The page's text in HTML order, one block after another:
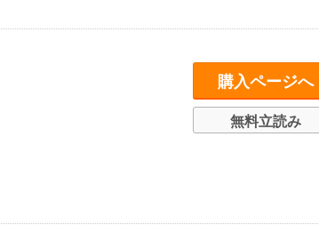
購入ページへ
無料立読み